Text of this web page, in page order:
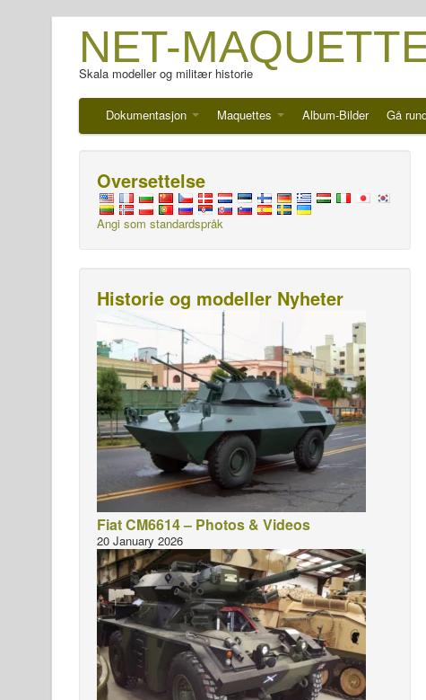
NET-
Skala modeller og militær historie
Dokumentasjon Maquettes Album-Bilder Gå
Oversettelse
Angi som standardspråk
Historie og modeller Nyheter
Fiat CM6614 – Photos & Videos
20 January 2026